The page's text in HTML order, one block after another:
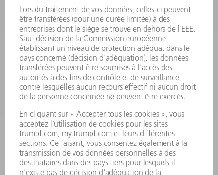
OUTILS ÉLECTRIQUES
SMART FACTORY
LOGICIEL
SERVICES
APPLICATIONS
SECTEURS D'ACTIVITÉ
ENTREPRISE
CARRIÈRE
OFFRES D'EMPLOI
PROFIL DE L'ENTREPRISE
CONSEIL D'ADMINISTRATION
RAPPORT ANNUEL
PRINCIPES FONDAMENTAUX DE L'ENTREPRISE
CONFORMITÉ
SYSTÈME D'ALERTE
SÉCURITÉ
COMMUNIQUÉS DE PRESSE
MAGAZINE